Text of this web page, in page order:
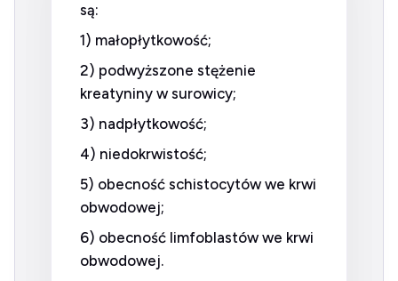
są:
1) małopłytkowość;
2) podwyższone stężenie
kreatyniny w surowicy;
3) nadpłytkowość;
4) niedokrwistość;
5) obecność schistocytów we krwi
obwodowej;
6) obecność limfoblastów we krwi
obwodowej.